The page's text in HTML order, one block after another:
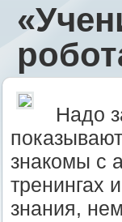
Надо
знакомы с
тренингах
знания,